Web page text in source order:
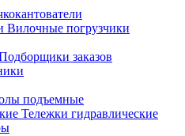
Вилочные погрузчики
заказов
подъемные
Тележки гидравлические